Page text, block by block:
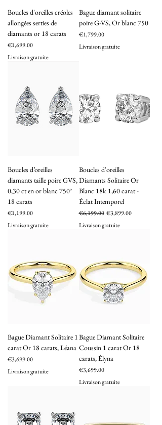
Boucles d'oreilles créoles
allongées serties de
diamants or 18 carats
Price
€1,699.00
Livraison gratuite
Bague diamant solitaire
poire G-VS, Or blanc 750
Price
€1,799.00
Livraison gratuite
Boucles d’oreilles
diamants taille poire GVS,
0,30 ct en or blanc 750°
18 carats
Price
€1,199.00
Livraison gratuite
Boucles d'oreilles
Diamants Solitaire Or
Blanc 18k 1,60 carat -
Éclat Intemporel
Regular Price
€6,199.00 Sale Price
€3,899.00
Livraison gratuite
Bague Diamant Solitaire 1
carat Or 18 carats, Léana
Price
€3,699.00
Livraison gratuite
Bague Diamant Solitaire
Coussin 1 carat Or 18
carats, Élyna
Price
€3,699.00
Livraison gratuite